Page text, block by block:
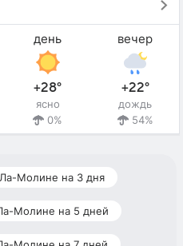
день
+28°
ясно
0%
вечер
+22°
дождь
54%
Молине на 3 дня
Молине на 5 дней